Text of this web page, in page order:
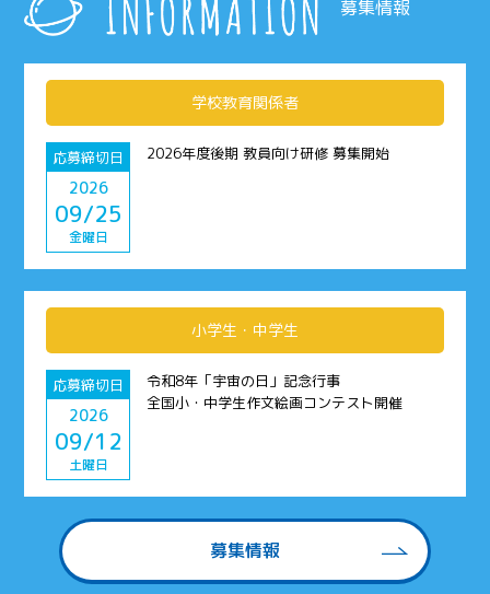
募集情報
学校教育関係者
応募締切日
2026
09/25
金曜日
2026年度後期 教員向け研修 募集開始
小学生・中学生
応募締切日
2026
09/12
土曜日
令和8年「宇宙の日」記念行事
全国小・中学生作文絵画コンテスト開催
募集情報